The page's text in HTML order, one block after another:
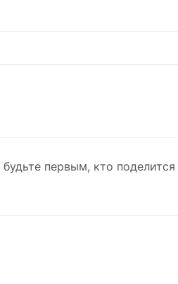
первым, кто